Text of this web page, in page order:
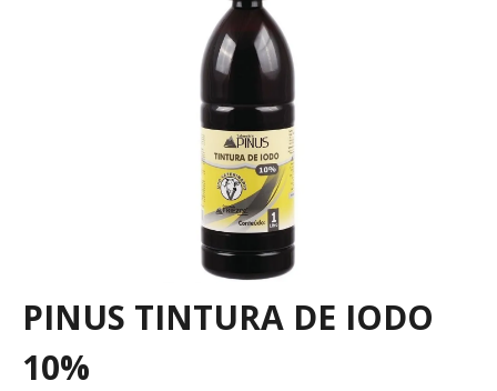
PINUS TINTURA DE IODO
10%